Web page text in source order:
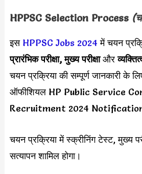
HPPSC Selection Process
इस HPPSC Jobs 2024 में चयन
प्रारंभिक परीक्षा, मुख्य परीक्षाऔर
चयन प्रक्रिया की सम्पूर्ण जानकारी के
ऑफीशियल HP Public Service
Recruitment 2024
चयन प्रक्रिया में स्क्रीनिंग टेस्ट, मुख्य
सत्यापन शामिल होगा।